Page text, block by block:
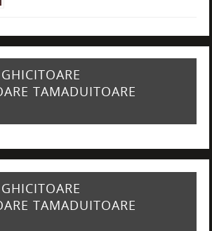
TAMADUITOARE
TAMADUITOARE